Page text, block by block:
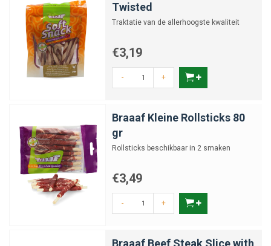
Twisted
Traktatie van de allerhoogste kwaliteit
€3,19
- +
Braaaf Kleine Rollsticks 80
gr
Rollsticks beschikbaar in 2 smaken
€3,49
- +
Braaaf Beef Steak Slice with